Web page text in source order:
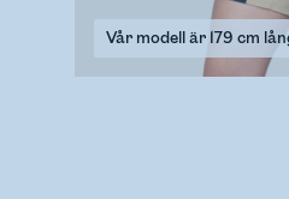
Vår modell är 179 cm